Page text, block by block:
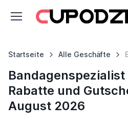
Startseite Alle Geschäfte
Bandagenspezialist
Rabatte und
August 2026